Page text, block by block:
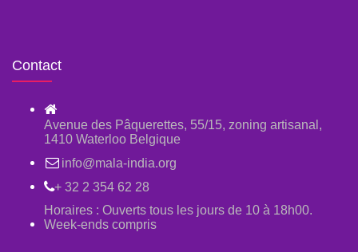
Contact
Avenue des Pâquerettes, 55/15, zoning artisanal,
1410 Waterloo Belgique
info@mala-india.org
+ 32 2 354 62 28
Horaires : Ouverts tous les jours de 10 à 18h00.
Week-ends compris